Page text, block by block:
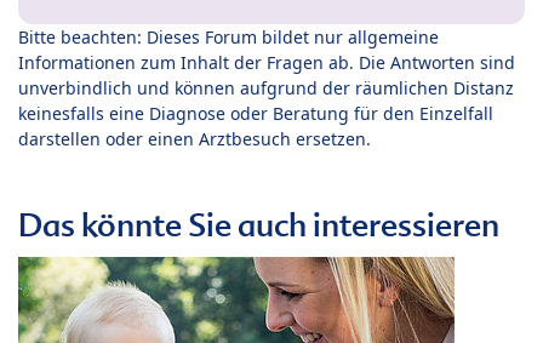
Bitte beachten: Dieses Forum bildet nur allgemeine
Informationen zum Inhalt der Fragen ab. Die Antworten sind
unverbindlich und können aufgrund der räumlichen Distanz
keinesfalls eine Diagnose oder Beratung für den Einzelfall
darstellen oder einen Arztbesuch ersetzen.
Das könnte Sie auch interessieren